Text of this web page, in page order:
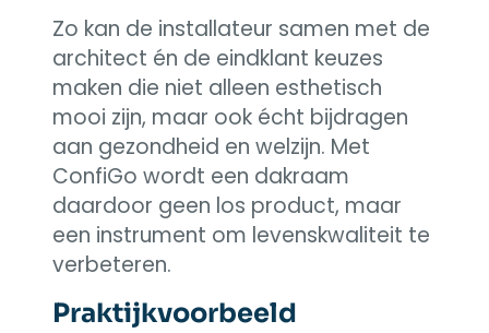
Zo kan de installateur samen met de
architect én de eindklant keuzes
maken die niet alleen esthetisch
mooi zijn, maar ook écht bijdragen
aan gezondheid en welzijn. Met
ConfiGo wordt een dakraam
daardoor geen los product, maar
een instrument om levenskwaliteit te
verbeteren.
Praktijkvoorbeeld